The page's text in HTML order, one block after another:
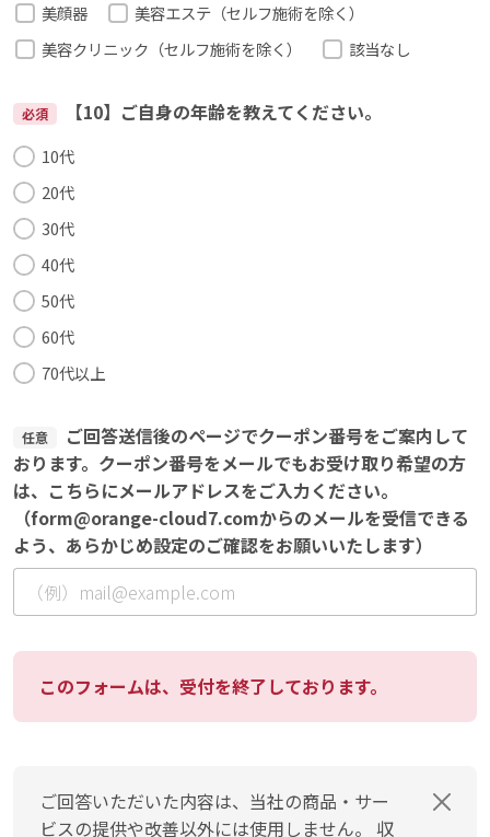
美顔器
美容エステ（セルフ施術を除く）
美容クリニック（セルフ施術を除く）
該当なし
必須 【10】ご自身の年齢を教えてください。
10代
20代
30代
40代
50代
60代
70代以上
任意
ご回答送信後のページでクーポン番号をご案内して
おります。クーポン番号をメールでもお受け取り希望の方
は、こちらにメールアドレスをご入力ください。
（form@orange-cloud7.comからのメールを受信できる
よう、あらかじめ設定のご確認をお願いいたします）
このフォームは、受付を終了しております。
ご回答いただいた内容は、当社の商品・サー
ビスの提供や改善以外には使用しません。 収